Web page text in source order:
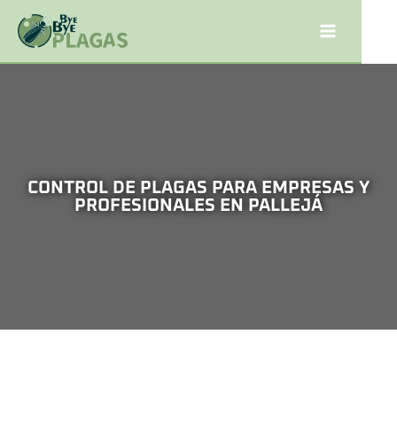
CONTROL DE PLAGAS PARA EMPRESAS Y
PROFESIONALES EN PALLEJÁ